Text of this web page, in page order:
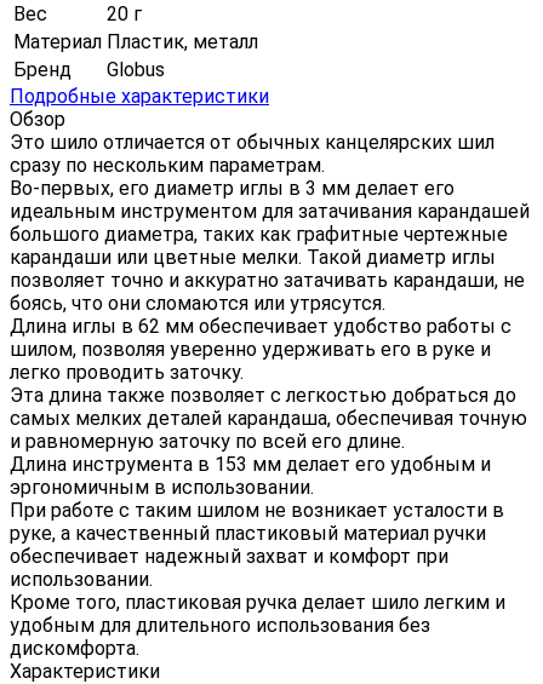
Вес
20 г
Материал Пластик, металл
Бренд
Globus
Подробные характеристики
Обзор
Это шило отличается от обычных канцелярских шил
сразу по нескольким параметрам.
Во-первых, его диаметр иглы в 3 мм делает его
идеальным инструментом для затачивания карандашей
большого диаметра, таких как графитные чертежные
карандаши или цветные мелки. Такой диаметр иглы
позволяет точно и аккуратно затачивать карандаши, не
боясь, что они сломаются или утрясутся.
Длина иглы в 62 мм обеспечивает удобство работы с
шилом, позволяя уверенно удерживать его в руке и
легко проводить заточку.
Эта длина также позволяет с легкостью добраться до
самых мелких деталей карандаша, обеспечивая точную
и равномерную заточку по всей его длине.
Длина инструмента в 153 мм делает его удобным и
эргономичным в использовании.
При работе с таким шилом не возникает усталости в
руке, а качественный пластиковый материал ручки
обеспечивает надежный захват и комфорт при
использовании.
Кроме того, пластиковая ручка делает шило легким и
удобным для длительного использования без
дискомфорта.
Характеристики